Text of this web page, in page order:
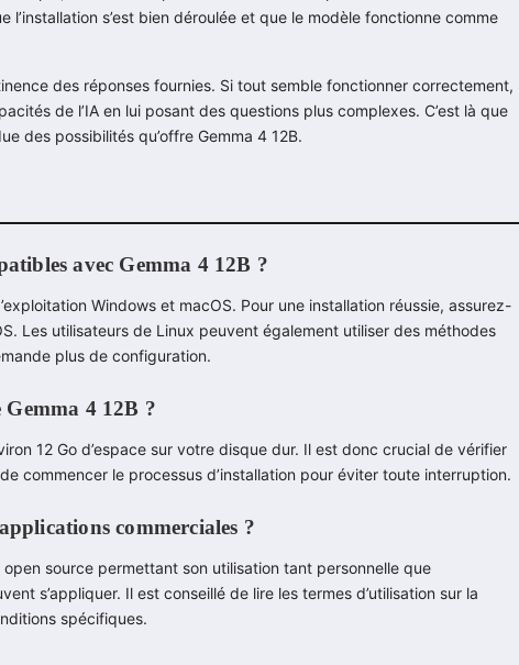
l’installation s’est bien déroulée et que le modèle fonctionne comme
des réponses fournies. Si tout semble fonctionner correctement,
de l’IA en lui posant des questions plus complexes. C’est là que
des possibilités qu’offre Gemma 4 12B.
avec Gemma 4 12B ?
Windows et macOS. Pour une installation réussie, assurez-
Les utilisateurs de Linux peuvent également utiliser des méthodes
plus de configuration.
Gemma 4 12B ?
12 Go d’espace sur votre disque dur. Il est donc crucial de vérifier
commencer le processus d’installation pour éviter toute interruption.
commerciales ?
source permettant son utilisation tant personnelle que
s’appliquer. Il est conseillé de lire les termes d’utilisation sur la
spécifiques.